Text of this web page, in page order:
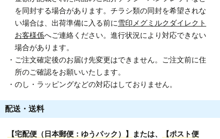
を同封する場合があります。チラシ類の同封を希望されな
い場合は、出荷準備に入る前に雪印メグミルクダイレクト
お客様係へご連絡ください。進行状況により対応できない
場合があります。
・ご注文確定後のお届け先変更はできません。ご注文前に住
所のご確認をお願いいたします。
・のし・ラッピングなどの対応はしておりません。
配送・送料
【宅配便（日本郵便：ゆうパック）】 または、
【ポスト便